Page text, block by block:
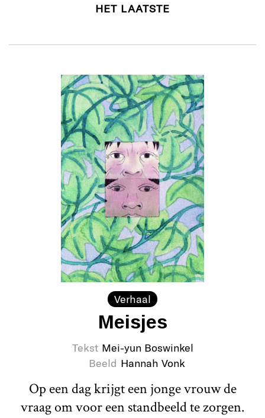
HET LAATSTE
Verhaal
Meisjes
Tekst Mei-yun Boswinkel
Beeld Hannah Vonk
Op een dag krijgt een jonge vrouw de
vraag om voor een standbeeld te zorgen.